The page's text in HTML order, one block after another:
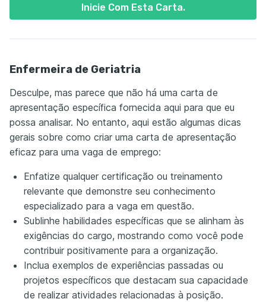
Inicie Com Esta Carta.
Enfermeira de Geriatria
Desculpe, mas parece que não há uma carta de
apresentação específica fornecida aqui para que eu
possa analisar. No entanto, aqui estão algumas dicas
gerais sobre como criar uma carta de apresentação
eficaz para uma vaga de emprego:
Enfatize qualquer certificação ou treinamento
relevante que demonstre seu conhecimento
especializado para a vaga em questão.
Sublinhe habilidades específicas que se alinham às
exigências do cargo, mostrando como você pode
contribuir positivamente para a organização.
Inclua exemplos de experiências passadas ou
projetos específicos que destacam sua capacidade
de realizar atividades relacionadas à posição.